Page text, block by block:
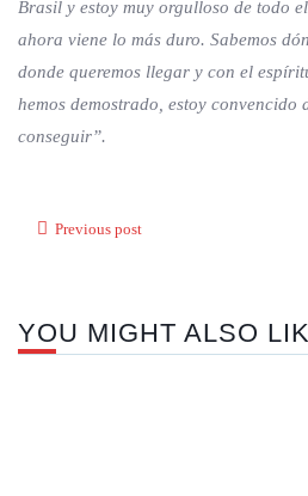
Brasil y estoy muy orgulloso de todo
ahora viene lo más duro. Sabemos
donde queremos llegar y con el
hemos demostrado, estoy convencido
conseguir”.
Previous post
YOU MIGHT ALSO